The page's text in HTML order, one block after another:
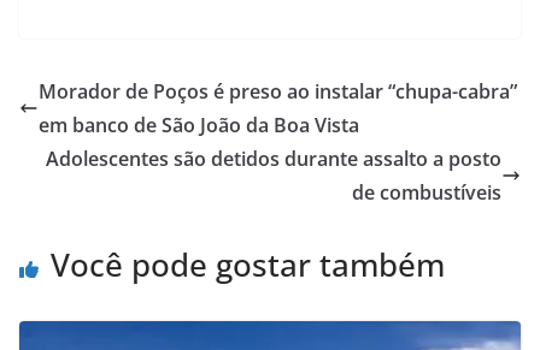
Morador de Poços é preso ao instalar “chupa-cabra”
em banco de São João da Boa Vista
Adolescentes são detidos durante assalto a posto
de combustíveis
Você pode gostar também